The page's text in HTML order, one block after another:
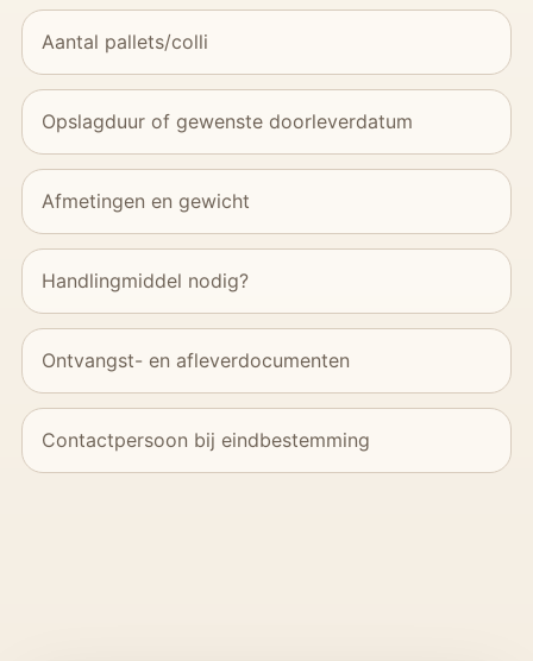
Aantal pallets/colli
Opslagduur of gewenste doorleverdatum
Afmetingen en gewicht
Handlingmiddel nodig?
Ontvangst- en afleverdocumenten
Contactpersoon bij eindbestemming